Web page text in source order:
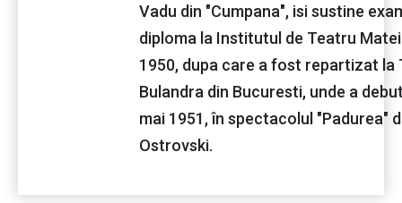
Vadu din "Cumpana", isi sustine
diploma la Institutul de Teatru
1950, dupa care a fost repartizat la
Bulandra din Bucuresti, unde a
mai 1951, în spectacolul "Padurea"
Ostrovski.